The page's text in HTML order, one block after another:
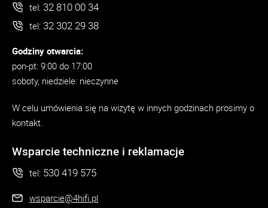
tel: 32 810 00 34
tel: 32 302 29 38
Godziny otwarcia:
pon-pt: 9:00 do 17:00
soboty, niedziele: nieczynne
W celu umówienia się na wizytę w innych godzinach prosimy o
kontakt.
Wsparcie techniczne i reklamacje
tel: 530 419 575
wsparcie@4hifi.pl